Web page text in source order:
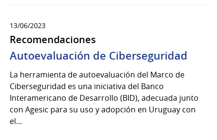
13/06/2023
Recomendaciones
Autoevaluación de Ciberseguridad
La herramienta de autoevaluación del Marco de
Ciberseguridad es una iniciativa del Banco
Interamericano de Desarrollo (BID), adecuada junto
con Agesic para su uso y adopción en Uruguay con
el...